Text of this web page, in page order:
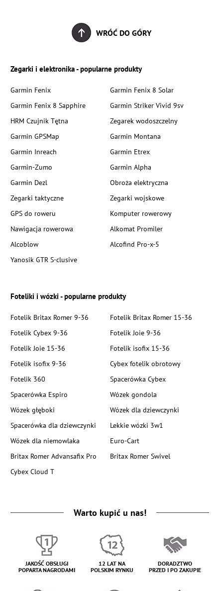
WRÓĆ DO GÓRY
Zegarki i elektronika - popularne produkty
Garmin Fenix
Garmin Fenix 8 Solar
Garmin Fenix 8 Sapphire
Garmin Striker Vivid 9sv
HRM Czujnik Tętna
Zegarek wodoszczelny
Garmin GPSMap
Garmin Montana
Garmin Inreach
Garmin Etrex
Garmin-Zumo
Garmin Alpha
Garmin Dezl
Obroża elektryczna
Zegarki taktyczne
Zegarki wojskowe
GPS do roweru
Komputer rowerowy
Nawigacja rowerowa
Alkomat Promiler
Alcoblow
Alcofind Pro-x-5
Yanosik GTR S-clusive
Foteliki i wózki - popularne produkty
Fotelik Britax Romer 9-36
Fotelik Britax Romer 15-36
Fotelik Cybex 9-36
Fotelik Joie 9-36
Fotelik Joie 15-36
Fotelik isofix 15-36
Fotelik isofix 9-36
Cybex fotelik obrotowy
Fotelik 360
Spacerówka Cybex
Spacerówka Espiro
Wózek gondola
Wózek głęboki
Wózek dla dziewczynki
Spacerówka dla dziewczynki
Lekkie wózki 3w1
Wózek dla niemowlaka
Euro-Cart
Britax Romer Advansafix Pro
Britax Romer Swivel
Cybex Cloud T
Warto kupić u nas!
JAKOŚĆ OBSŁUGI
POPARTA NAGRODAMI
12 LAT NA
POLSKIM RYNKU
DORADZTWO
PRZED I PO ZAKUPIE